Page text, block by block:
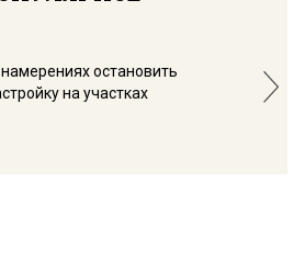
остановить
на участках